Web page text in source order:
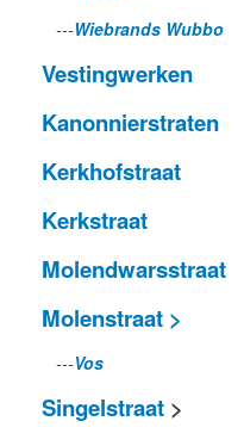
---Wiebrands Wubbo
Vestingwerken
Kanonnierstraten
Kerkhofstraat
Kerkstraat
Molendwarsstraat
Molenstraat >
---Vos
Singelstraat >